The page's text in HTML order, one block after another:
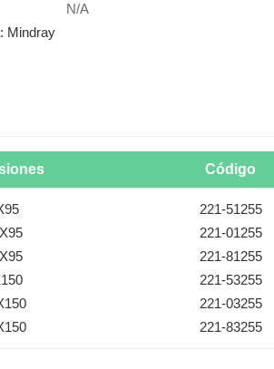
N/A
Mindray
Código
221-51255
221-01255
221-81255
221-53255
221-03255
221-83255